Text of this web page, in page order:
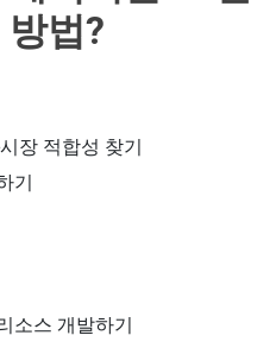
법?
장 적합성 찾기
기
소스 개발하기